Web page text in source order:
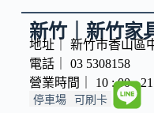
新竹｜新竹家
地址｜ 新竹市香山區
電話｜ 03 5308158
營業時間｜ 10 : 00 -
停車場 可刷卡